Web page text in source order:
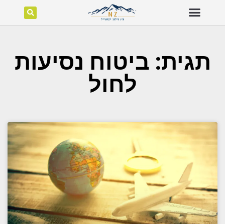
תגית: ביטוח נסיעות
לחול